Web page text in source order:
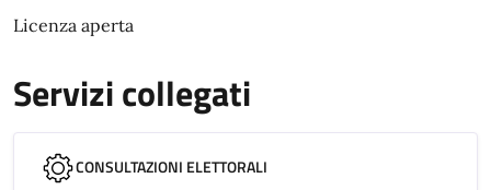
Licenza aperta
Servizi collegati
CONSULTAZIONI ELETTORALI